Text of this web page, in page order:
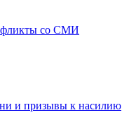
со СМИ
и призывы к насилию